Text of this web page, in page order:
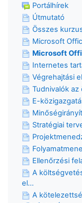
Portálhírek
Útmutató
Összes
Microsoft
Microsoft
Internetes
Végrehajtási
Tudnivalók
E-
Stratégiai
Ellenőrzési
A
el...
A